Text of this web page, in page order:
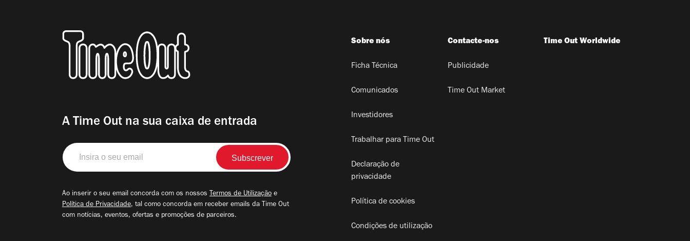
A Time Out na sua caixa de entrada
Insira
o
seu
Ao inserir o seu email concorda com os nossos Termos de Utilização e
Política de Privacidade, tal como concorda em receber emails da Time Out
com notícias, eventos, ofertas e promoções de parceiros.
Sobre nós
Ficha Técnica
Comunicados
Investidores
Trabalhar para Time Out
Declaração de
privacidade
Política de cookies
Condições de utilização
Contacte-nos
Publicidade
Time Out Market
Time Out Worldwide